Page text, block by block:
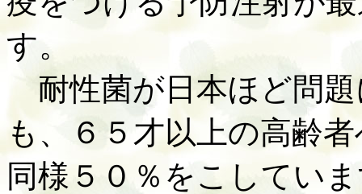
す。
耐性菌が日本ほど問
も、６５才以上の高齢
同様５０％をこしてい